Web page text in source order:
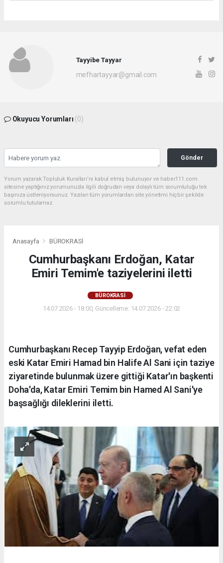
Tayyibe Tayyar
mefhartayyar@gmail.com
Okuyucu Yorumları (0)
Gönder
Yorum yazarak Topluluk Kuralları’nı kabul etmiş bulunuyor ve haber111.com
sitesine yaptığınız yorumunuzla ilgili doğrudan veya dolaylı tüm sorumluluğu tek
başınıza üstleniyorsunuz. Yazılan tüm yorumlardan site yönetimi hiçbir şekilde
sorumlu tutulamaz.
Anasayfa BÜROKRASİ
Cumhurbaşkanı Erdoğan, Katar
Emiri Temim'e taziyelerini iletti
BÜROKRASİ
14.07.2026 - 18:00, Güncelleme: 14.07.2026 - 22:02
Cumhurbaşkanı Recep Tayyip Erdoğan, vefat eden
eski Katar Emiri Hamad bin Halife Al Sani için taziye
ziyaretinde bulunmak üzere gittiği Katar'ın başkenti
Doha'da, Katar Emiri Temim bin Hamed Al Sani'ye
başsağlığı dileklerini iletti.